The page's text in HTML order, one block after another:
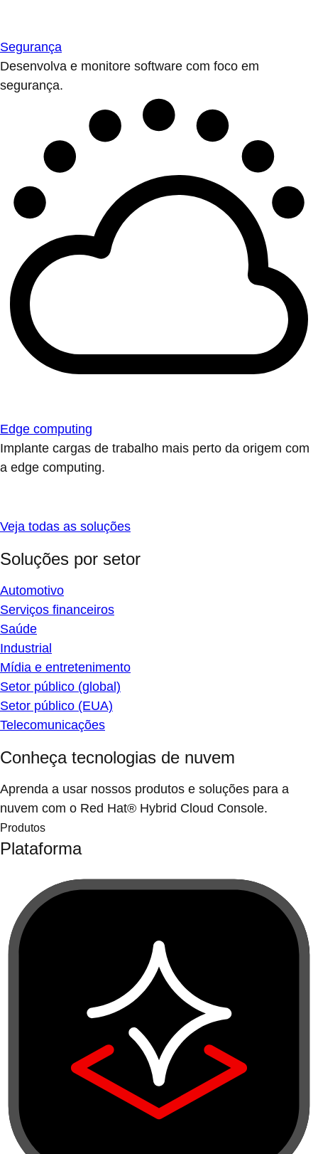
Segurança
Desenvolva e monitore software com foco em
segurança.
Edge computing
Implante cargas de trabalho mais perto da origem com
a edge computing.
Veja todas as soluções
Soluções por setor
Automotivo
Serviços financeiros
Saúde
Industrial
Mídia e entretenimento
Setor público (global)
Setor público (EUA)
Telecomunicações
Conheça tecnologias de nuvem
Aprenda a usar nossos produtos e soluções para a
nuvem com o Red Hat® Hybrid Cloud Console.
Produtos
Plataforma